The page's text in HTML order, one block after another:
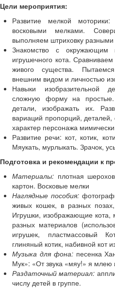
Другие праздники
Конспекты уроков в школе
Биология
ИЗО, технология, труд
Литература
Математика
Классные часы,
Работа с родителями
Дополнительное образование
Праздники, досуг
Спорт, туризм
Детский мастер-класс
Поделки из бумаги
Объемные поделки из
Разные поделки
Поделки из ниток
Поделки из ткани
Поделки из пластика
Поделки к праздникам
Поделки к Новому году
Поделки к Дню Святого
Поделки к 23 Февраля
Поделки к Масленице
Поделки к 8 Марта
Поделки к Пасхе
Цели мероприятия:
Развитие мелкой
восковыми мелками.
выполняем штриховку
Знакомство с окружающим
игрушечного кота.
живого существа.
внешним видом и личностью
Навыки изобразительной
сложную форму на простые.
детали, изображать их.
вариаций пропорций,
характер персонажа
Развитие речи: кот, котик,
Мяукать, мурлыкать. Зрачок,
Подготовка и рекомендации к
Материалы: плотная
картон. Восковые мелки
Наглядные пособия:
живых кошек, в разных
Игрушки, изображающие кота,
разных материалов
игрушек, пластмассовый
глиняный котик, набивной кот
Музыка для фона:песенка
Мук»: «От звука «мяу!» я млею
Раздаточный материал:
числу детей в группе.